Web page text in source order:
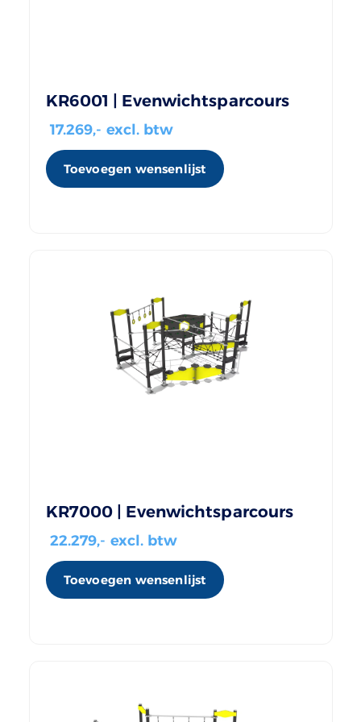
KR6001 | Evenwichtsparcours
17.269,- excl. btw
Toevoegen wensenlijst
KR7000 | Evenwichtsparcours
22.279,- excl. btw
Toevoegen wensenlijst